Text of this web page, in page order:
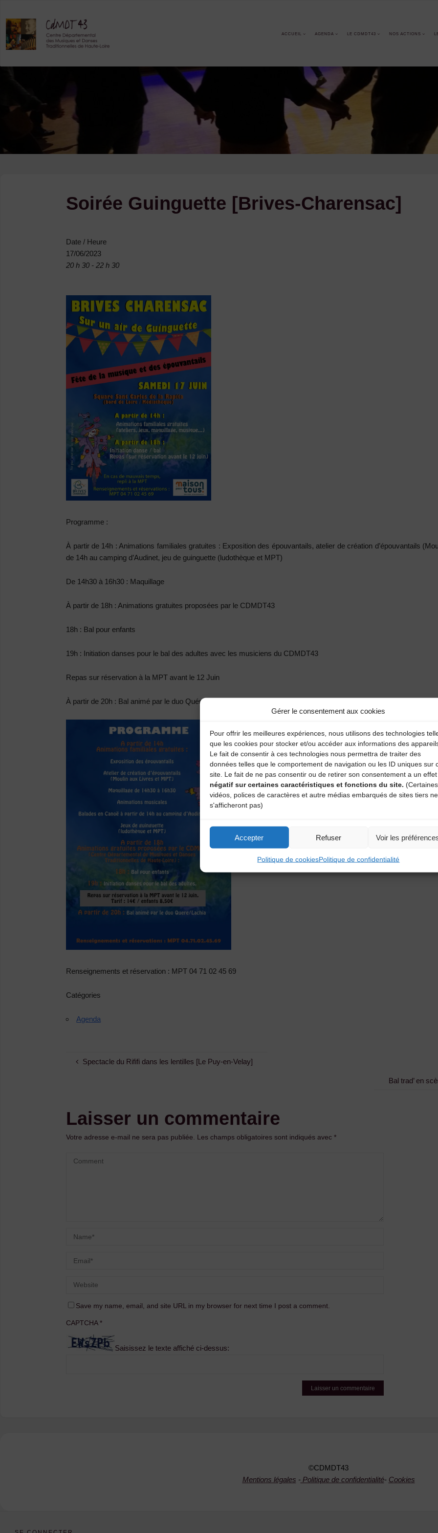
Gérer le consentement aux cookies
Pour offrir les meilleures expériences, nous utilisons des technologies
que les cookies pour stocker et/ou accéder aux informations des
Le fait de consentir à ces technologies nous permettra de traiter des
données telles que le comportement de navigation ou les ID uniques sur
site. Le fait de ne pas consentir ou de retirer son consentement a un effet
négatif sur certaines caractéristiques et fonctions du site. (Certaines
vidéos, polices de caractères et autre médias embarqués de sites tiers ne
s'afficheront pas)
Accepter Refuser Voir les
Politique de cookiesPolitique de confidentialité
content
ACCUEIL AGENDA LE CDMDT43 NOS ACTIONS
Soirée Guinguette [Brives-Charensac]
Date / Heure
17/06/2023
20 h 30 - 22 h 30
Programme :
À partir de 14h : Animations familiales gratuites : Exposition des épouvantails, atelier de création d’épouvantails
de 14h au camping d’Audinet, jeu de guinguette (ludothèque et MPT)
De 14h30 à 16h30 : Maquillage
À partir de 18h : Animations gratuites proposées par le CDMDT43
18h : Bal pour enfants
19h : Initiation danses pour le bal des adultes avec les musiciens du CDMDT43
Repas sur réservation à la MPT avant le 12 Juin
À partir de 20h : Bal animé par le duo Quéré/Lachia.
Renseignements et réservation : MPT 04 71 02 45 69
Catégories
Agenda
Spectacle du Rififi dans les lentilles [Le Puy-en-Velay]
Bal trad’ en
Laisser un commentaire
Votre adresse e-mail ne sera pas publiée. Les champs obligatoires sont indiqués avec*
Save my name, email, and site URL in my browser for next time I post a comment.
CAPTCHA*
Saisissez le texte affiché ci-dessus:
©CDMDT43
Mentions légales -Politique de confidentialité- Cookies